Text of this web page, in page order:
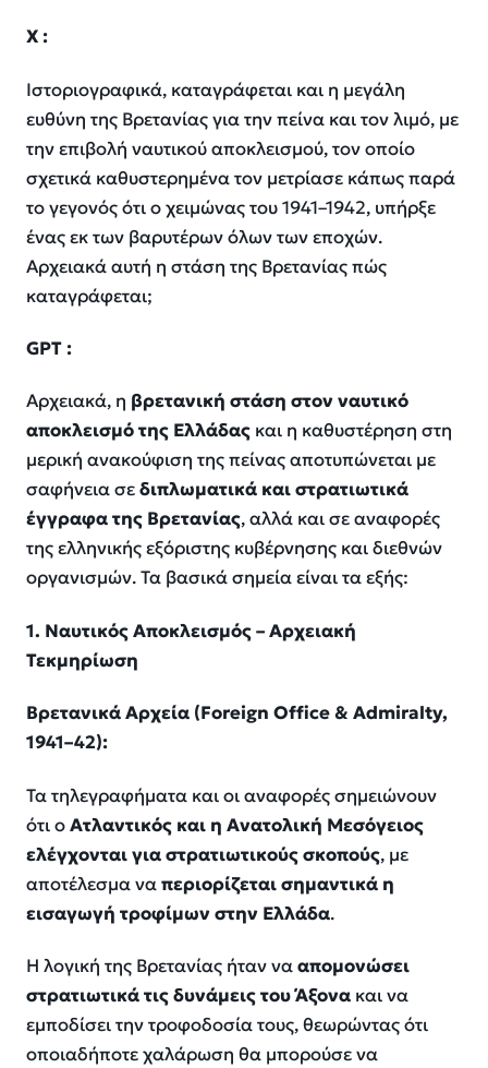
Χ :
Ιστοριογραφικά, καταγράφεται και η μεγάλη
ευθύνη της Βρετανίας για την πείνα και τον λιμό, με
την επιβολή ναυτικού αποκλεισμού, τον οποίο
σχετικά καθυστερημένα τον μετρίασε κάπως παρά
το γεγονός ότι ο χειμώνας του 1941–1942, υπήρξε
ένας εκ των βαρυτέρων όλων των εποχών.
Αρχειακά αυτή η στάση της Βρετανίας πώς
καταγράφεται;
GPT :
Αρχειακά, η βρετανική στάση στον ναυτικό
αποκλεισμό της Ελλάδας και η καθυστέρηση στη
μερική ανακούφιση της πείνας αποτυπώνεται με
σαφήνεια σεδιπλωματικά και στρατιωτικά
έγγραφα της Βρετανίας, αλλά και σε αναφορές
της ελληνικής εξόριστης κυβέρνησης και διεθνών
οργανισμών. Τα βασικά σημεία είναι τα εξής:
1. Ναυτικός Αποκλεισμός – Αρχειακή
Τεκμηρίωση
Βρετανικά Αρχεία (Foreign Office & Admiralty,
1941–42):
Τα τηλεγραφήματα και οι αναφορές σημειώνουν
ότι οΑτλαντικός και η Ανατολική Μεσόγειος
ελέγχονται για στρατιωτικούς σκοπούς, με
αποτέλεσμα ναπεριορίζεται σημαντικά η
εισαγωγή τροφίμων στην Ελλάδα.
Η λογική της Βρετανίας ήταν νααπομονώσει
στρατιωτικά τις δυνάμεις του Άξονα και να
εμποδίσει την τροφοδοσία τους, θεωρώντας ότι
οποιαδήποτε χαλάρωση θα μπορούσε να